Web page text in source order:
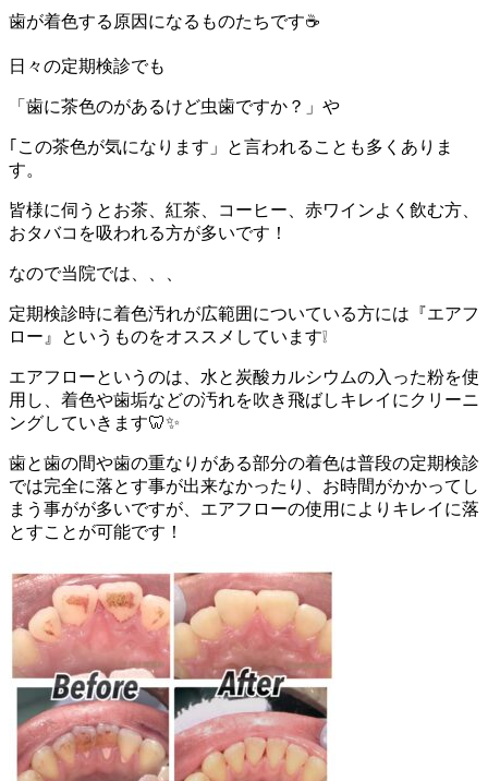
歯が着色する原因になるものたちです☕️
日々の定期検診でも
「歯に茶色のがあるけど虫歯ですか？」や
｢この茶色が気になります」と言われることも多くありま
す。
皆様に伺うとお茶、紅茶、コーヒー、赤ワインよく飲む方、
おタバコを吸われる方が多いです！
なので当院では、、、
定期検診時に着色汚れが広範囲についている方には『エアフ
ロー』というものをオススメしています❕
エアフローというのは、水と炭酸カルシウムの入った粉を使
用し、着色や歯垢などの汚れを吹き飛ばしキレイにクリーニ
ングしていきます🦷✨
歯と歯の間や歯の重なりがある部分の着色は普段の定期検診
では完全に落とす事が出来なかったり、お時間がかかってし
まう事がが多いですが、エアフローの使用によりキレイに落
とすことが可能です！